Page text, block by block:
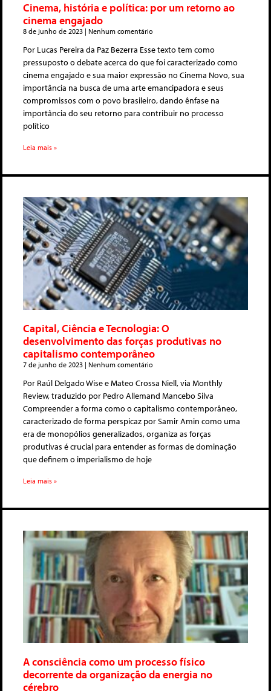
Cinema, história e política: por um retorno ao
cinema engajado
8 de junho de 2023 Nenhum comentário
Por Lucas Pereira da Paz Bezerra Esse texto tem como
pressuposto o debate acerca do que foi caracterizado como
cinema engajado e sua maior expressão no Cinema Novo, sua
importância na busca de uma arte emancipadora e seus
compromissos com o povo brasileiro, dando ênfase na
importância do seu retorno para contribuir no processo
político
Leia mais »
Capital, Ciência e Tecnologia: O
desenvolvimento das forças produtivas no
capitalismo contemporâneo
7 de junho de 2023 Nenhum comentário
Por Raúl Delgado Wise e Mateo Crossa Niell, via Monthly
Review, traduzido por Pedro Allemand Mancebo Silva
Compreender a forma como o capitalismo contemporâneo,
caracterizado de forma perspicaz por Samir Amin como uma
era de monopólios generalizados, organiza as forças
produtivas é crucial para entender as formas de dominação
que definem o imperialismo de hoje
Leia mais »
A consciência como um processo físico
decorrente da organização da energia no
cérebro